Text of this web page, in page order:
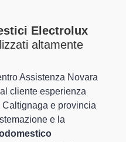
Electrolux
altamente
Assistenza Novara
cliente esperienza
e provincia
e la